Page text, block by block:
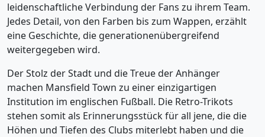
leidenschaftliche Verbindung der Fans zu ihrem Team.
Jedes Detail, von den Farben bis zum Wappen, erzählt
eine Geschichte, die generationenübergreifend
weitergegeben wird.
Der Stolz der Stadt und die Treue der Anhänger
machen Mansfield Town zu einer einzigartigen
Institution im englischen Fußball. Die Retro-Trikots
stehen somit als Erinnerungsstück für all jene, die die
Höhen und Tiefen des Clubs miterlebt haben und die